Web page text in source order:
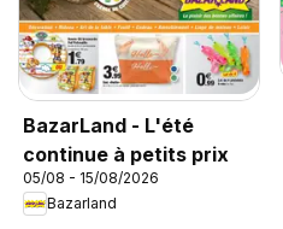
BazarLand - L'été
continue à petits prix
05/08 - 15/08/2026
Bazarland